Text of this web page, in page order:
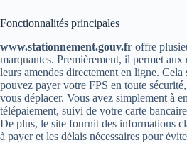
Fonctionnalités principales
www.stationnement.gouv.fr offre
marquantes. Premièrement, il permet aux
leurs amendes directement en ligne.
pouvez payer votre FPS en toute
vous déplacer. Vous avez simplement à
télépaiement, suivi de votre carte
De plus, le site fournit des informations
à payer et les délais nécessaires pour